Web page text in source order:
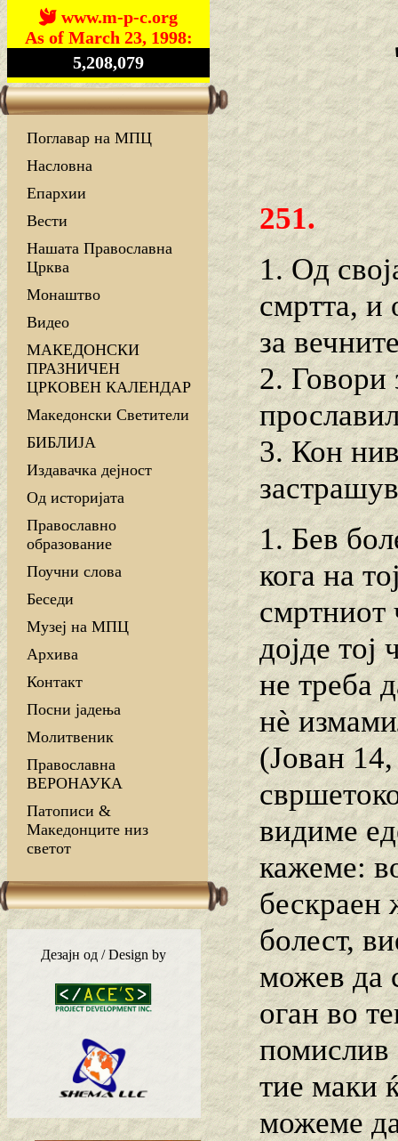
www.m-p-c.org
As of March 23, 1998:
5,208,079
Поглавар на МПЦ
Насловна
Епархии
Вести
Нашата Православна
Црква
Монаштво
Видео
МАКЕДОНСКИ
ПРАЗНИЧЕН
ЦРКОВЕН КАЛЕНДАР
Македонски Светители
БИБЛИЈА
Издавачка дејност
Од историјата
Православно
образование
Поучни слова
Беседи
Музеј на МПЦ
Архива
Контакт
Посни јадења
Молитвеник
Православна
ВЕРОНАУКА
Патописи &
Македонците низ
светот
Дезајн од / Design by
251.
1. Од
смртта, и
за
2. Говори
3. Кон
1. Бев
кога на
смртниот
дојде тој
не треба
нѐ
(Јован
видиме
кажеме:
бескраен
болест,
можев да
оган во
помислив
тие маки
можеме